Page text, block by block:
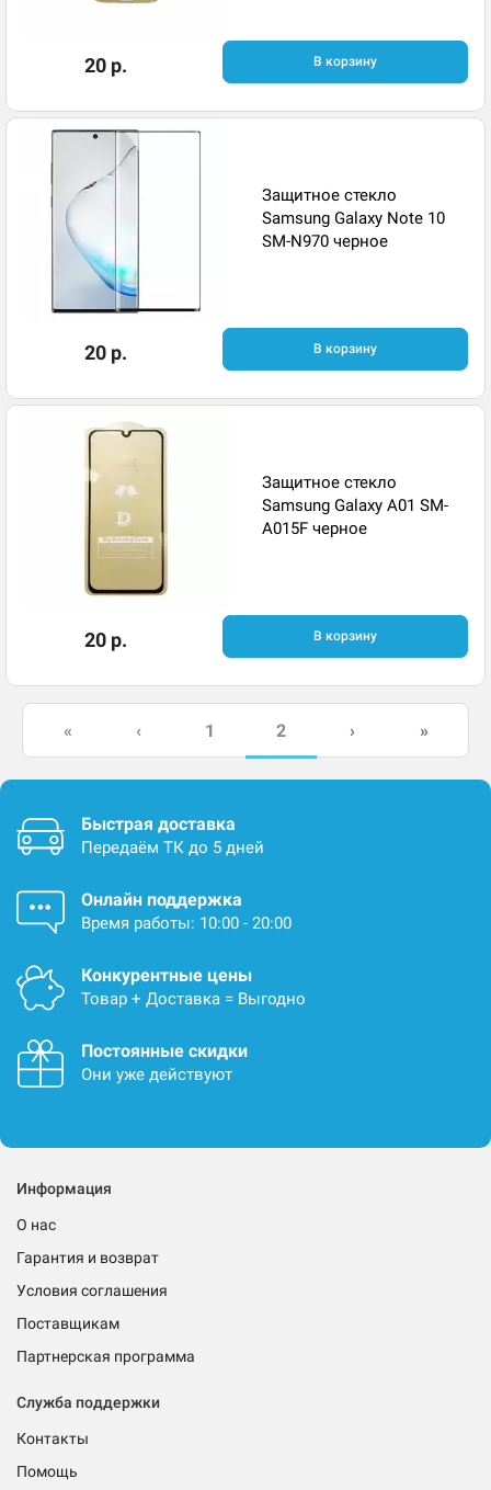
20 р. В корзину
Защитное стекло
Samsung Galaxy Note 10
SM-N970 черное
20 р. В корзину
Защитное стекло
Samsung Galaxy A01 SM-
A015F черное
20 р. В корзину
« ‹ 1 2 › »
Быстрая доставка
Передаём ТК до 5 дней
Онлайн поддержка
Время работы: 10:00 - 20:00
Конкурентные цены
Товар + Доставка = Выгодно
Постоянные скидки
Они уже действуют
Информация
О нас
Гарантия и возврат
Условия соглашения
Поставщикам
Партнерская программа
Служба поддержки
Контакты
Помощь